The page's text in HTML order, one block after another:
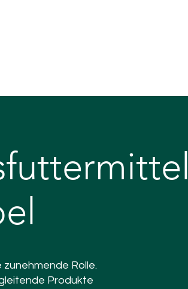
Rolle.
Produkte